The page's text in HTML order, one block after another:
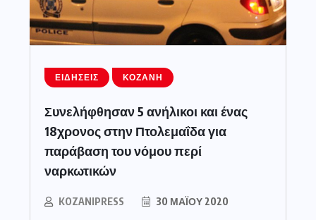
ΕΙΔΉΣΕΙΣ ΚΟΖΆΝΗ
Συνελήφθησαν 5 ανήλικοι και ένας
18χρονος στην Πτολεμαΐδα για
παράβαση του νόμου περί
ναρκωτικών
KOZANIPRESS 30 ΜΑΪ́ΟΥ 2020